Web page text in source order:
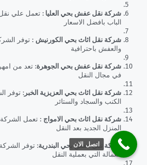
شركة نقل عفش بحي العليا : تعمل علي نقل
الباب بافضل الاسعار
شركة نقل اثاث بحي الكورنيش : توفر
والعفش باحترافية
شركة نقل عفش بحي الجوهرة: تعد من
في مجال النقل
شركة نقل اثاث بحي العزيزية الخبر : توفر
الكنب والسجاد والستائر
شركة نقل اثاث بحي الامواج : تعمل
المنزل الجديد بعد النقل
شركة نقل عفش بحي البندرية: توفر
العمالة التي بعملية النقل
اتصل الان